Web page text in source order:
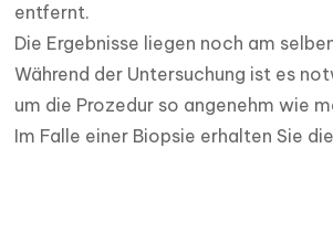
entfernt.
Die Ergebnisse liegen noch am
Während der Untersuchung ist es
um die Prozedur so angenehm wie
Im Falle einer Biopsie erhalten Sie